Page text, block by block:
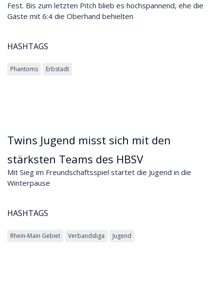
Fest. Bis zum letzten Pitch blieb es hochspannend, ehe die
Gäste mit 6:4 die Oberhand behielten
HASHTAGS
Phantoms Erbstadt
Twins Jugend misst sich mit den
stärksten Teams des HBSV
Mit Sieg im Freundschaftsspiel startet die Jugend in die
Winterpause
HASHTAGS
Rhein-Main Gebiet Verbandsliga Jugend